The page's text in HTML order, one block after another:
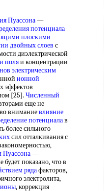
Пуассона—
потенциала
плоскими
двойных слоев с
диэлектрической
поляи концентрации
электрическим
ионной
эффектов
[25]. Численный
еще не
вниманиевлияние
потенциалав
более сильного
сил отталкивания с
Пуассона—
показано, что в
рядафакторов,
электролита,
, коррекция